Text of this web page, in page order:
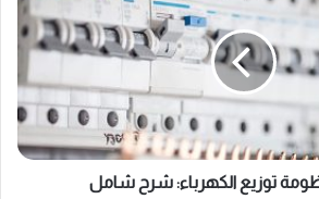
توزيع الكهرباء: شرح شامل